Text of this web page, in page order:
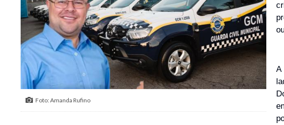
Foto: Amanda Rufino
A